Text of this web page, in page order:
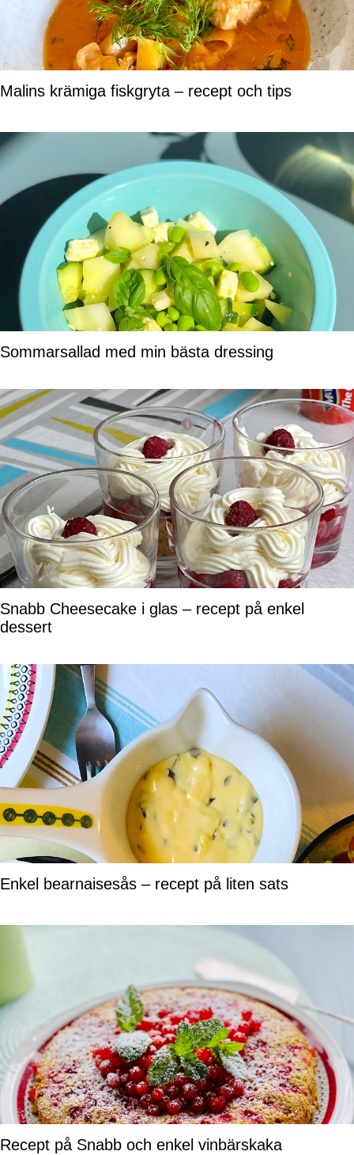
Malins krämiga fiskgryta – recept och tips
Sommarsallad med min bästa dressing
Snabb Cheesecake i glas – recept på enkel
dessert
Enkel bearnaisesås – recept på liten sats
Recept på Snabb och enkel vinbärskaka